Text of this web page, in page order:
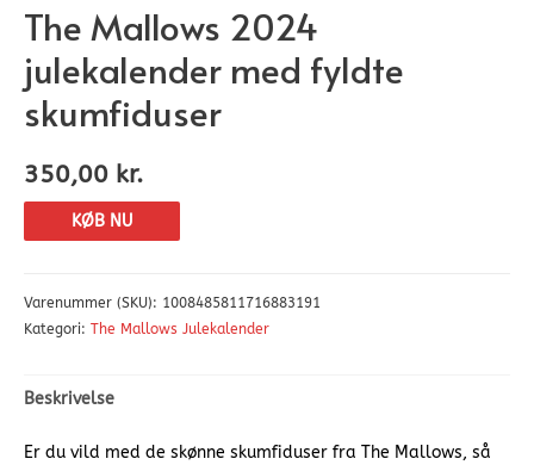
The Mallows 2024
julekalender med fyldte
skumfiduser
350,00 kr.
KØB NU
Varenummer (SKU): 1008485811716883191
Kategori: The Mallows Julekalender
Beskrivelse
Er du vild med de skønne skumfiduser fra The Mallows, så